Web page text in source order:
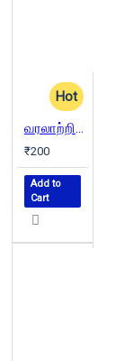
Hot
வரலாற்றில் சில திருத்தங்கள்
₹200
Add to
Cart